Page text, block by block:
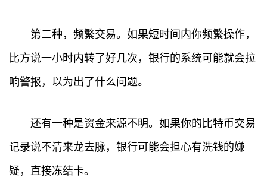
第二种，频繁交易。如果短时间内你频繁操作，
比方说一小时内转了好几次，银行的系统可能就会拉
响警报，以为出了什么问题。
还有一种是资金来源不明。如果你的比特币交易
记录说不清来龙去脉，银行可能会担心有洗钱的嫌
疑，直接冻结卡。